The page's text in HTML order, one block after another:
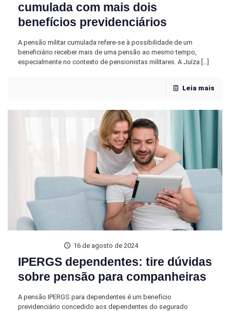
cumulada com mais dois
benefícios previdenciários
A pensão militar cumulada refere-se à possibilidade de um
beneficiário receber mais de uma pensão ao mesmo tempo,
especialmente no contexto de pensionistas militares. A Juíza […]
Leia mais
16 de agosto de 2024
IPERGS dependentes: tire dúvidas
sobre pensão para companheiras
A pensão IPERGS para dependentes é um benefício
previdenciário concedido aos dependentes do segurado